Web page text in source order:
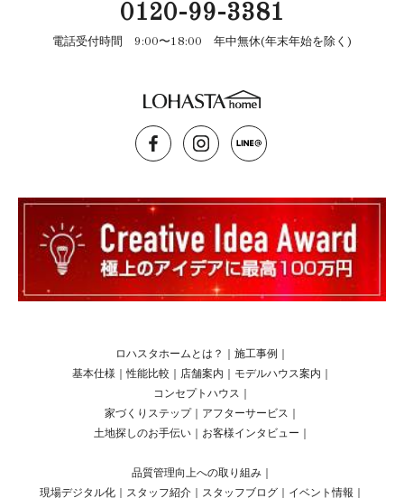
0120-99-3381
電話受付時間 9:00〜18:00 年中無休(年末年始を除く)
ロハスタホームとは？ 施工事例
基本仕様 ｜性能比較 店舗案内 モデルハウス案内
コンセプトハウス
家づくりステップ
アフターサービス
土地探しのお手伝い
お客様インタビュー
品質管理向上への取り組み
現場デジタル化
スタッフ紹介 スタッフブログ イベント情報